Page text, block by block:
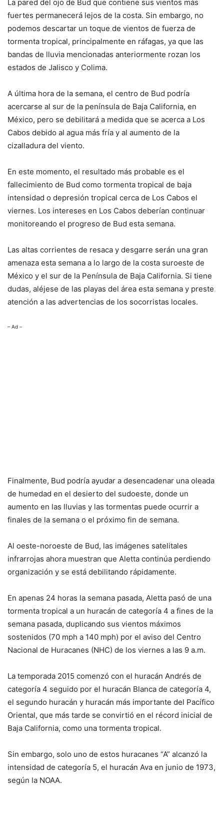
La pared del ojo de Bud que contiene sus vientos más
fuertes permanecerá lejos de la costa. Sin embargo, no
podemos descartar un toque de vientos de fuerza de
tormenta tropical, principalmente en ráfagas, ya que las
bandas de lluvia mencionadas anteriormente rozan los
estados de Jalisco y Colima.
A última hora de la semana, el centro de Bud podría
acercarse al sur de la península de Baja California, en
México, pero se debilitará a medida que se acerca a Los
Cabos debido al agua más fría y al aumento de la
cizalladura del viento.
En este momento, el resultado más probable es el
fallecimiento de Bud como tormenta tropical de baja
intensidad o depresión tropical cerca de Los Cabos el
viernes. Los intereses en Los Cabos deberían continuar
monitoreando el progreso de Bud esta semana.
Las altas corrientes de resaca y desgarre serán una gran
amenaza esta semana a lo largo de la costa suroeste de
México y el sur de la Península de Baja California. Si tiene
dudas, aléjese de las playas del área esta semana y preste
atención a las advertencias de los socorristas locales.
– Ad –
Finalmente, Bud podría ayudar a desencadenar una oleada
de humedad en el desierto del sudoeste, donde un
aumento en las lluvias y las tormentas puede ocurrir a
finales de la semana o el próximo fin de semana.
Al oeste-noroeste de Bud, las imágenes satelitales
infrarrojas ahora muestran que Aletta continúa perdiendo
organización y se está debilitando rápidamente.
En apenas 24 horas la semana pasada, Aletta pasó de una
tormenta tropical a un huracán de categoría 4 a fines de la
semana pasada, duplicando sus vientos máximos
sostenidos (70 mph a 140 mph) por el aviso del Centro
Nacional de Huracanes (NHC) de los viernes a las 9 a.m.
La temporada 2015 comenzó con el huracán Andrés de
categoría 4 seguido por el huracán Blanca de categoría 4,
el segundo huracán y huracán más importante del Pacífico
Oriental, que más tarde se convirtió en el récord inicial de
Baja California, como una tormenta tropical.
Sin embargo, solo uno de estos huracanes “A” alcanzó la
intensidad de categoría 5, el huracán Ava en junio de 1973,
según la NOAA.